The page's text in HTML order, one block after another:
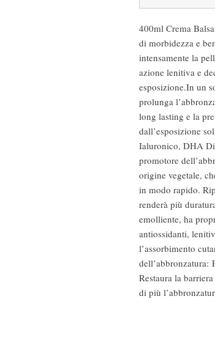
400ml Crema
di morbidezza e
intensamente la
azione lenitiva e
esposizione.In un
prolunga
long lasting e la
dall’esposizione
Ialuronico, DHA
promotore
origine vegetale,
in modo rapido.
renderà più
emolliente, ha
antiossidanti,
l’assorbimento
dell’abbronzatura:
Restaura la
di più